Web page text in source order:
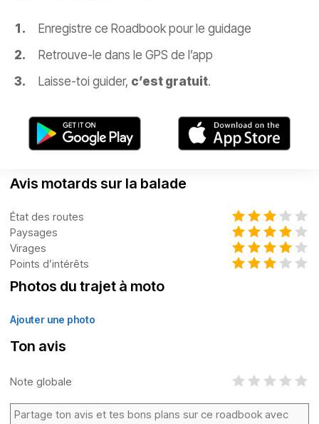
Enregistre ce Roadbook pour le guidage
Retrouve-le dans le GPS de l’app
Laisse-toi guider, c’est gratuit.
Avis motards sur la balade
État des routes
Paysages
Virages
Points d’intérêts
Photos du trajet à moto
Ajouter une photo
Ton avis
Note globale